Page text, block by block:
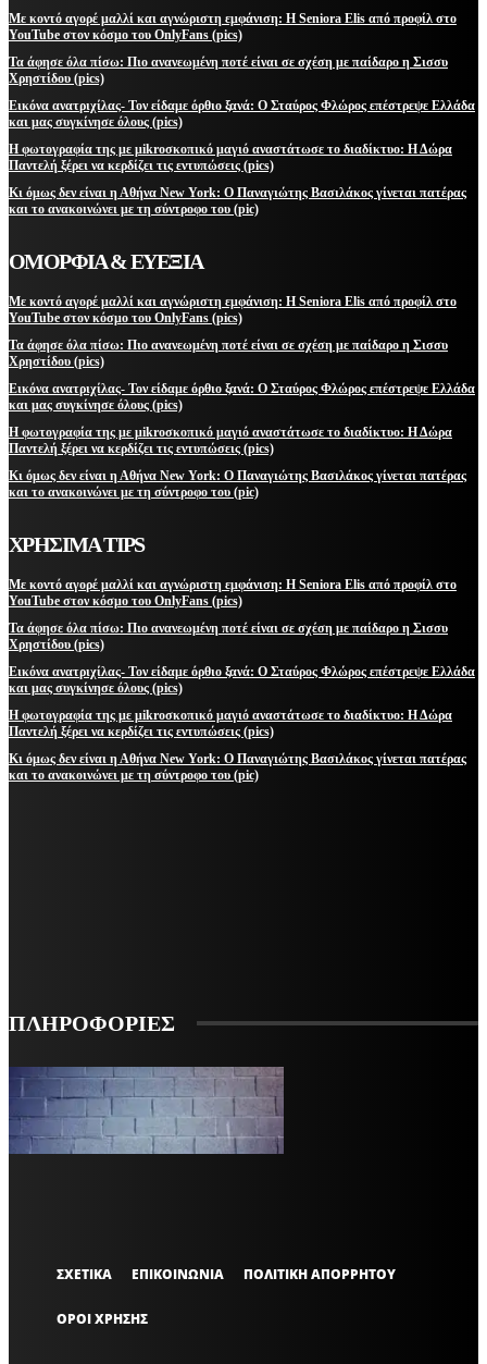
Με κοντό αγορέ μαλλί και αγνώριστη εμφάνιση: Η Seniora Elis από προφίλ στο
YouTube στον κόσμο του OnlyFans (pics)
Τα άφησε όλα πίσω: Πιο ανανεωμένη ποτέ είναι σε σχέση με παίδαρο η Σισσυ
Χρηστίδου (pics)
Εικόνα ανατριχίλας- Τον είδαμε όρθιο ξανά: Ο Σταύρος Φλώρος επέστρεψε Ελλάδα
και μας συγκίνησε όλους (pics)
Η φωτογραφία της με μikroσκοπικό μαγιό αναστάτωσε το διαδίκτυο: Η Δώρα
Παντελή ξέρει να κερδίζει τις εντυπώσεις (pics)
Κι όμως δεν είναι η Αθήνα New York: Ο Παναγιώτης Βασιλάκος γίνεται πατέρας
και το ανακοινώνει με τη σύντροφο του (pic)
ΟΜΟΡΦΙΑ & ΕΥΕΞΙΑ
Με κοντό αγορέ μαλλί και αγνώριστη εμφάνιση: Η Seniora Elis από προφίλ στο
YouTube στον κόσμο του OnlyFans (pics)
Τα άφησε όλα πίσω: Πιο ανανεωμένη ποτέ είναι σε σχέση με παίδαρο η Σισσυ
Χρηστίδου (pics)
Εικόνα ανατριχίλας- Τον είδαμε όρθιο ξανά: Ο Σταύρος Φλώρος επέστρεψε Ελλάδα
και μας συγκίνησε όλους (pics)
Η φωτογραφία της με μikroσκοπικό μαγιό αναστάτωσε το διαδίκτυο: Η Δώρα
Παντελή ξέρει να κερδίζει τις εντυπώσεις (pics)
Κι όμως δεν είναι η Αθήνα New York: Ο Παναγιώτης Βασιλάκος γίνεται πατέρας
και το ανακοινώνει με τη σύντροφο του (pic)
ΧΡΗΣΙΜΑ TIPS
Με κοντό αγορέ μαλλί και αγνώριστη εμφάνιση: Η Seniora Elis από προφίλ στο
YouTube στον κόσμο του OnlyFans (pics)
Τα άφησε όλα πίσω: Πιο ανανεωμένη ποτέ είναι σε σχέση με παίδαρο η Σισσυ
Χρηστίδου (pics)
Εικόνα ανατριχίλας- Τον είδαμε όρθιο ξανά: Ο Σταύρος Φλώρος επέστρεψε Ελλάδα
και μας συγκίνησε όλους (pics)
Η φωτογραφία της με μikroσκοπικό μαγιό αναστάτωσε το διαδίκτυο: Η Δώρα
Παντελή ξέρει να κερδίζει τις εντυπώσεις (pics)
Κι όμως δεν είναι η Αθήνα New York: Ο Παναγιώτης Βασιλάκος γίνεται πατέρας
και το ανακοινώνει με τη σύντροφο του (pic)
ΠΛΗΡΟΦΟΡΙΕΣ
VARiEMAi
OFFICIAL
ΣΧΕΤΙΚΑ ΕΠΙΚΟΙΝΩΝΙΑ ΠΟΛΙΤΙΚΗ ΑΠΟΡΡΗΤΟΥ
ΟΡΟΙ ΧΡΗΣΗΣ